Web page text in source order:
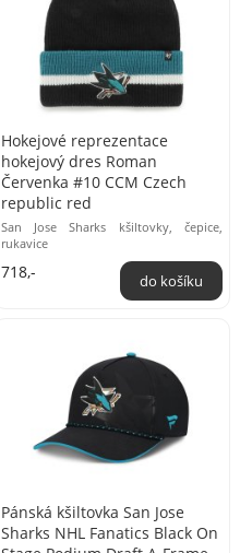
Hokejové reprezentace
hokejový dres Roman
Červenka #10 CCM Czech
republic red
San Jose Sharks kšiltovky, čepice,
rukavice
718,-
Pánská kšiltovka San Jose
Sharks NHL Fanatics Black On